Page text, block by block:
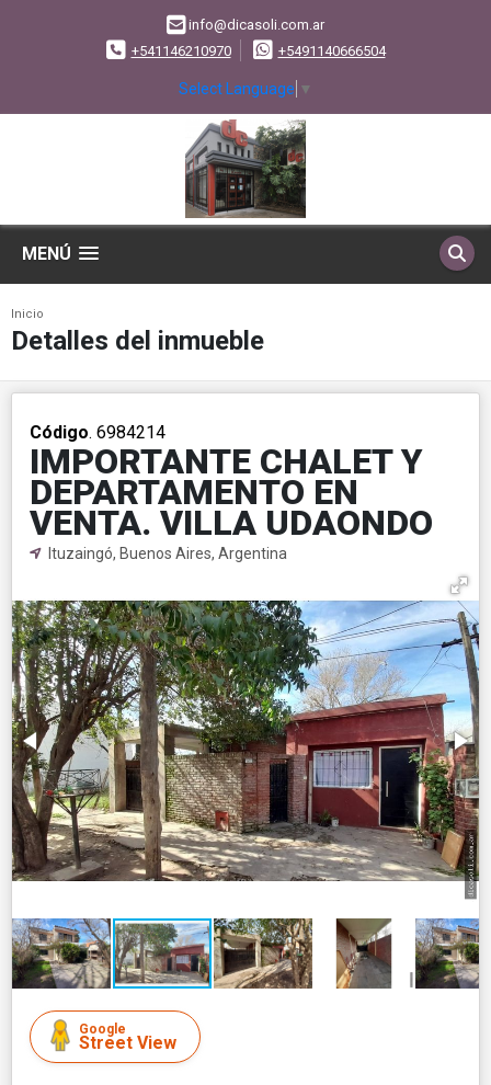
info@dicasoli.com.ar
+541146210970
+5491140666504
Select Language ▼
MENÚ
Inicio
Detalles del inmueble
Código. 6984214
IMPORTANTE CHALET Y
DEPARTAMENTO EN
VENTA. VILLA UDAONDO
Ituzaingó, Buenos Aires, Argentina
Google
Street View